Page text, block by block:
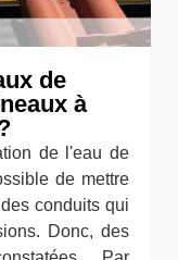
de
à
de l'eau de
de mettre
conduits qui
Donc, des